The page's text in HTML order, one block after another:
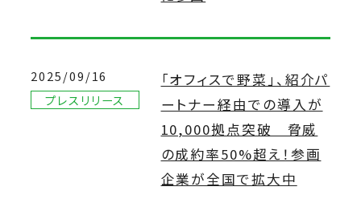
2025/09/16
プレスリリース
「オフィスで野菜」、紹介パ
ートナー経由での導入が
10,000拠点突破 脅威
の成約率50%超え！参画
企業が全国で拡大中